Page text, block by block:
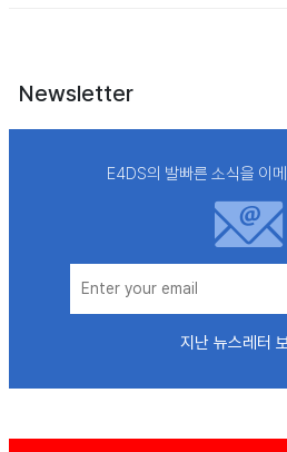
Newsletter
E4DS의 발빠른 소식을 이
지난 뉴스레터